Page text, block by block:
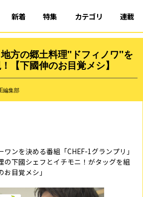
新着 特集 カテゴリ 連載
方の郷土料理"ドフィノワ"を
【下國伸のお目覚メシ】
編集部
ンを決める番組「CHEF-1グランプリ」
の下國シェフとイチモニ！がタッグを組
目覚メシ」